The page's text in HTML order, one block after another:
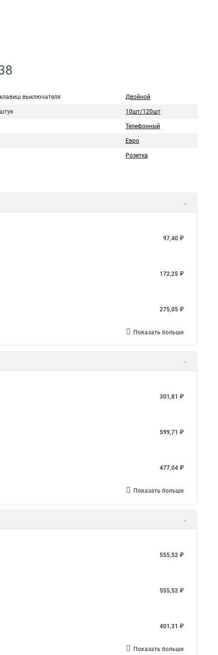
выключателя Двойной
10шт/120шт
Телефонный
Евро
Розетка
97,40 ₽
172,25 ₽
275,05 ₽
Показать больше
301,81 ₽
599,71 ₽
477,04 ₽
Показать больше
555,52 ₽
555,52 ₽
401,31 ₽
Показать больше